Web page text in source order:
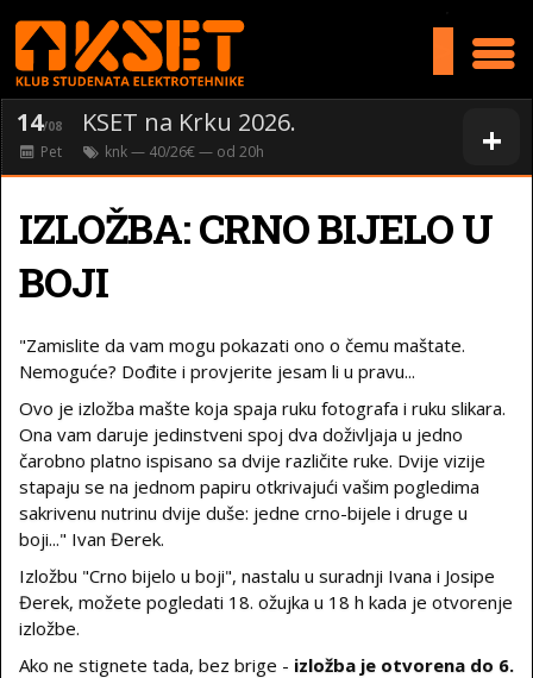
+
14/08 KSET na Krku 2026.
Pet knk— 40/26€ — od 20h
IZLOŽBA: CRNO BIJELO U
BOJI
"Zamislite da vam mogu pokazati ono o čemu maštate.
Nemoguće? Dođite i provjerite jesam li u pravu...
Ovo je izložba mašte koja spaja ruku fotografa i ruku slikara.
Ona vam daruje jedinstveni spoj dva doživljaja u jedno
čarobno platno ispisano sa dvije različite ruke. Dvije vizije
stapaju se na jednom papiru otkrivajući vašim pogledima
sakrivenu nutrinu dvije duše: jedne crno-bijele i druge u
boji..." Ivan Đerek.
Izložbu "Crno bijelo u boji", nastalu u suradnji Ivana i Josipe
Đerek, možete pogledati 18. ožujka u 18 h kada je otvorenje
izložbe.
Ako ne stignete tada, bez brige - izložba je otvorena do 6.